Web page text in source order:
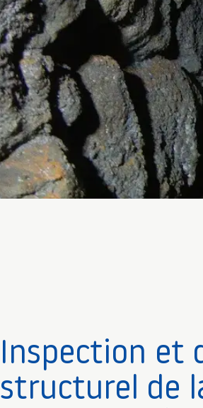
Inspection et
structurel de